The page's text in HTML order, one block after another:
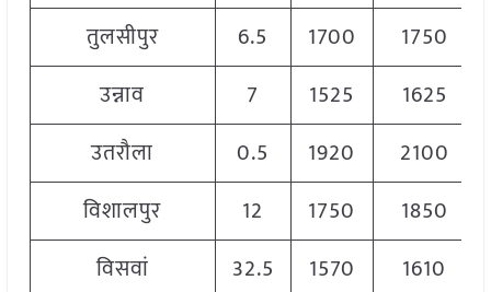
तुलसीपुर
6.5 1700
1750
उन्नाव
7 1525
1625
उतरौला
0.5 1920 2100
विशालपुर
12 1750 1850
विसवां
32.5 1570 1610